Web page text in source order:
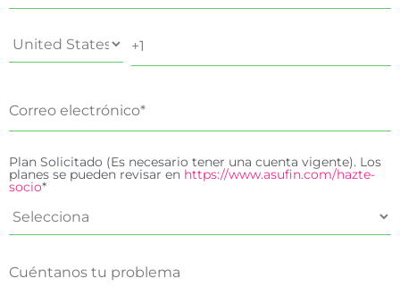
Plan Solicitado (Es necesario tener una cuenta vigente). Los
planes se pueden revisar en https://www.asufin.com/hazte-
socio*